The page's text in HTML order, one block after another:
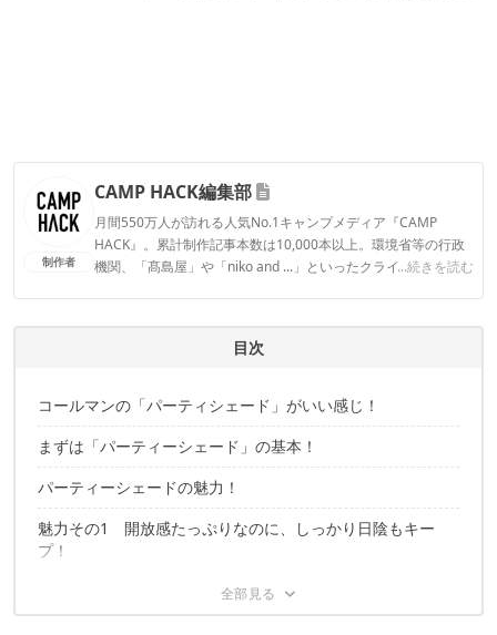
制作者
CAMP HACK編集部
月間550万人が訪れる人気No.1キャンプメディア『CAMP
HACK』。累計制作記事本数は10,000本以上。環境省等の行政
機関、「髙島屋」や「niko and ...」といったクライアントとの
...続きを読む
CAMP HACK編集部のプロフィール
目次
コールマンの「パーティシェード」がいい感じ！
まずは「パーティーシェード」の基本！
パーティーシェードの魅力！
魅力その1 開放感たっぷりなのに、しっかり日陰もキー
プ！
魅力その2 拡張性の高さが凄まじい！